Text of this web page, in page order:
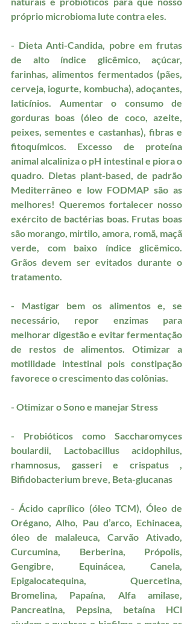
próprio microbioma lute contra eles.
- Dieta Anti-Candida, pobre em frutas
de alto índice glicêmico, açúcar,
farinhas, alimentos fermentados (pães,
cerveja, iogurte, kombucha), adoçantes,
laticínios. Aumentar o consumo de
gorduras boas (óleo de coco, azeite,
peixes, sementes e castanhas), fibras e
fitoquímicos. Excesso de proteína
animal alcaliniza o pH intestinal e piora o
quadro. Dietas plant-based, de padrão
Mediterrâneo e low FODMAP são as
melhores! Queremos fortalecer nosso
exército de bactérias boas. Frutas boas
são morango, mirtilo, amora, romã, maçã
verde, com baixo índice glicêmico.
Grãos devem ser evitados durante o
tratamento.
- Mastigar bem os alimentos e, se
necessário, repor enzimas para
melhorar digestão e evitar fermentação
de restos de alimentos. Otimizar a
motilidade intestinal pois constipação
favorece o crescimento das colônias.
- Otimizar o Sono e manejar Stress
- Probióticos como Saccharomyces
boulardii, Lactobacillus acidophilus,
rhamnosus, gasseri e crispatus ,
Bifidobacterium breve, Beta-glucanas
- Ácido caprílico (óleo TCM), Óleo de
Orégano, Alho, Pau d’arco, Echinacea,
óleo de malaleuca, Carvão Ativado,
Curcumina, Berberina, Própolis,
Gengibre, Equinácea, Canela,
Epigalocatequina, Quercetina,
Bromelina, Papaína, Alfa amilase,
Pancreatina, Pepsina, betaína HCl